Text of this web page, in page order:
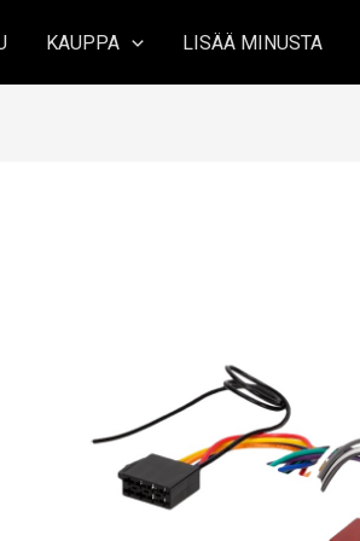
KAUPPA LISÄÄ MINUSTA